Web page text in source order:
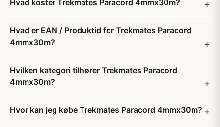
Hvad koster Trekmates Paracord 4mmx30m?
Hvad er EAN / Produktid for Trekmates Paracord
4mmx30m?
Hvilken kategori tilhører Trekmates Paracord
4mmx30m?
Hvor kan jeg købe Trekmates Paracord 4mmx30m?